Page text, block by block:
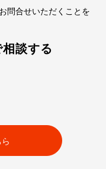
問合せいただくことを
談する